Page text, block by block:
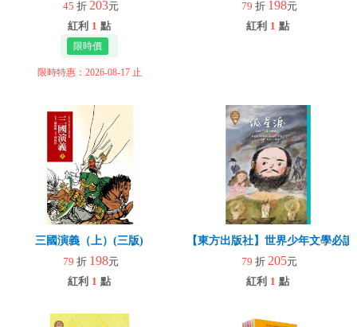
45 折 203元
紅利 1 點
限時特惠：2026-08-17 止
79 折 198元
紅利 1 點
三國演義（上）(三版)
79 折 198元
紅利 1 點
【東方出版社】世界少年文學必
79 折 205元
紅利 1 點